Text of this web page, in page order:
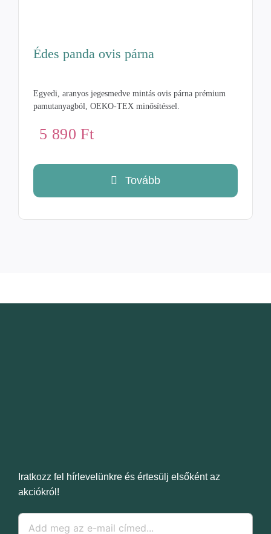
Édes panda ovis párna
Egyedi, aranyos jegesmedve mintás ovis párna prémium
pamutanyagból, OEKO-TEX minősítéssel.
5 890Ft
Tovább
Iratkozz fel hírlevelünkre és értesülj elsőként az
akciókról!